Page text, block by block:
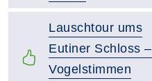
Lauschtour ums
Eutiner Schloss –
Vogelstimmen